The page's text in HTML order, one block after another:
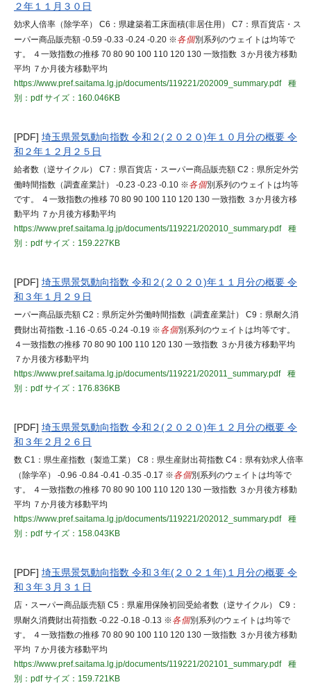
２年１１月３０日
効求人倍率（除学卒） C6：県建築着工床面積(非居住用） C7：県百貨店・ス
ーパー商品販売額 -0.59 -0.33 -0.24 -0.20 ※各個別系列のウェイトは均等で
す。 ４一致指数の推移 70 80 90 100 110 120 130 一致指数 ３か月後方移動
平均 ７か月後方移動平均
https://www.pref.saitama.lg.jp/documents/119221/202009_summary.pdf
種
別：pdfサイズ：160.046KB
[PDF] 埼玉県景気動向指数 令和２(２０２０)年１０月分の概要 令
和２年１２月２５日
給者数（逆サイクル） C7：県百貨店・スーパー商品販売額 C2：県所定外労
働時間指数（調査産業計） -0.23 -0.23 -0.10 ※各個別系列のウェイトは均等
です。 ４一致指数の推移 70 80 90 100 110 120 130 一致指数 ３か月後方移
動平均 ７か月後方移動平均
https://www.pref.saitama.lg.jp/documents/119221/202010_summary.pdf
種
別：pdfサイズ：159.227KB
[PDF] 埼玉県景気動向指数 令和２(２０２０)年１１月分の概要 令
和３年１月２９日
ーパー商品販売額 C2：県所定外労働時間指数（調査産業計） C9：県耐久消
費財出荷指数 -1.16 -0.65 -0.24 -0.19 ※各個別系列のウェイトは均等です。
４一致指数の推移 70 80 90 100 110 120 130 一致指数 ３か月後方移動平均
７か月後方移動平均
https://www.pref.saitama.lg.jp/documents/119221/202011_summary.pdf
種
別：pdfサイズ：176.836KB
[PDF] 埼玉県景気動向指数 令和２(２０２０)年１２月分の概要 令
和３年２月２６日
数 C1：県生産指数（製造工業） C8：県生産財出荷指数 C4：県有効求人倍率
（除学卒） -0.96 -0.84 -0.41 -0.35 -0.17 ※各個別系列のウェイトは均等で
す。 ４一致指数の推移 70 80 90 100 110 120 130 一致指数 ３か月後方移動
平均 ７か月後方移動平均
https://www.pref.saitama.lg.jp/documents/119221/202012_summary.pdf
種
別：pdfサイズ：158.043KB
[PDF] 埼玉県景気動向指数 令和３年(２０２１年)１月分の概要 令
和３年３月３１日
店・スーパー商品販売額 C5：県雇用保険初回受給者数（逆サイクル） C9：
県耐久消費財出荷指数 -0.22 -0.18 -0.13 ※各個別系列のウェイトは均等で
す。 ４一致指数の推移 70 80 90 100 110 120 130 一致指数 ３か月後方移動
平均 ７か月後方移動平均
https://www.pref.saitama.lg.jp/documents/119221/202101_summary.pdf
種
別：pdfサイズ：159.721KB